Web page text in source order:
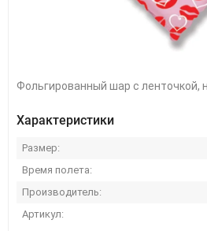
Фольгированный шар с ленточкой,
Характеристики
Размер:
Время полета:
Производитель:
Артикул: